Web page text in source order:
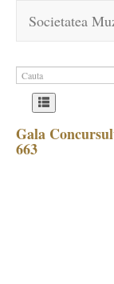
Societatea
Gala
663